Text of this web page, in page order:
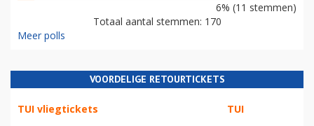
6% (11 stemmen)
Totaal aantal stemmen: 170
Meer polls
VOORDELIGE RETOURTICKETS
TUI vliegtickets TUI